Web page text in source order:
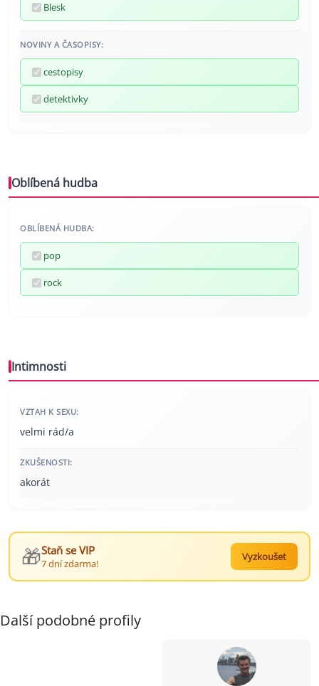
Blesk
NOVINY A ČASOPISY:
cestopisy
detektivky
Oblíbená hudba
OBLÍBENÁ HUDBA:
pop
rock
Intimnosti
VZTAH K SEXU:
velmi rád/a
ZKUŠENOSTI:
akorát
🎁Staň se VIP
7 dní zdarma!
Vyzkoušet
Další podobné profily